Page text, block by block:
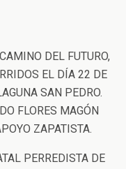
DEL FUTURO,
EL DÍA 22 DE
SAN PEDRO.
FLORES MAGÓN
ZAPATISTA.
PERREDISTA DE